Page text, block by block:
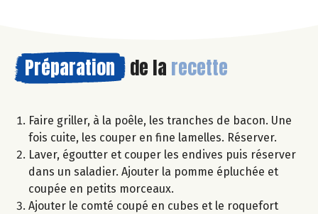
Préparation de la recette
Faire griller, à la poêle, les tranches de bacon. Une
fois cuite, les couper en fine lamelles. Réserver.
Laver, égoutter et couper les endives puis réserver
dans un saladier. Ajouter la pomme épluchée et
coupée en petits morceaux.
Ajouter le comté coupé en cubes et le roquefort